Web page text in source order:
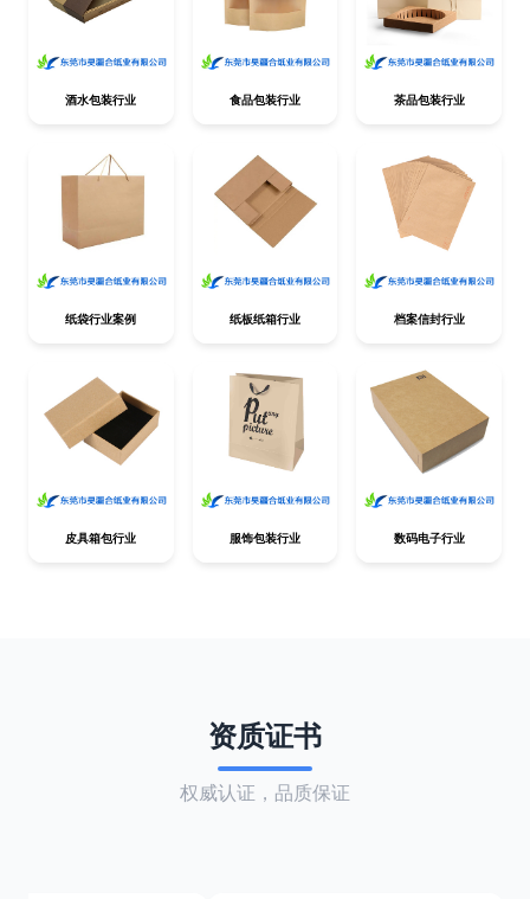
酒水包装行业 食品包装行业 茶品包装行业
纸袋行业案例 纸板纸箱行业 档案信封行业
皮具箱包行业 服饰包装行业 数码电子行业
资质证书
权威认证，品质保证